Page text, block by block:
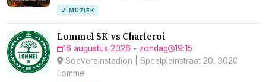
🎵 MUZIEK
Lommel SK vs Charleroi
16 augustus 2026 - zondag
19:15
Soevereinstadion | Speelpleinstraat 20, 3020
Lommel